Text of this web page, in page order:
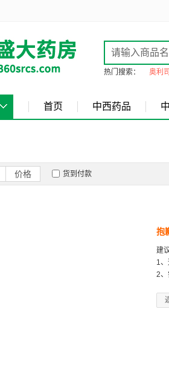
热门搜索： 奥利
首页 中西药品
价格 货到付款
抱
建
1
2、